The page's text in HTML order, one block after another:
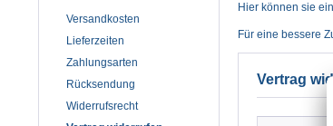
Versandkosten
Lieferzeiten
Zahlungsarten
Rücksendung
Widerrufsrecht
Hier können sie
Für eine bessere
Vertrag